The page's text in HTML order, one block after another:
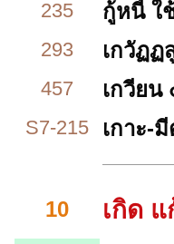
235
กู้หนี้ ใ
293
เกวัฏฏ
457 เกวีย
S7-215 เกาะ-
10 เกิด